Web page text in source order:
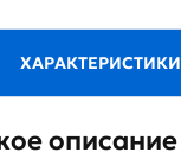
ХАРАКТЕРИСТИКИ
описание